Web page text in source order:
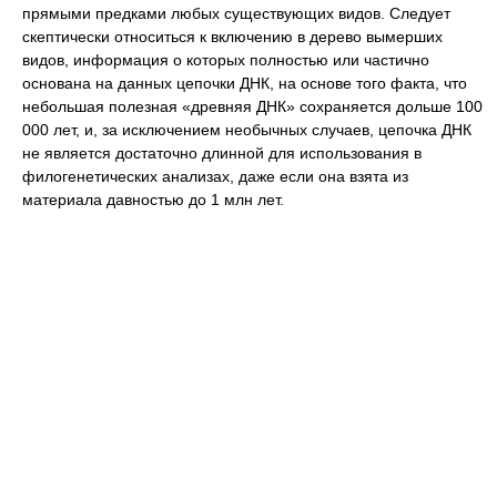
прямыми предками любых существующих видов. Следует
скептически относиться к включению в дерево вымерших
видов, информация о которых полностью или частично
основана на данных цепочки ДНК, на основе того факта, что
небольшая полезная «древняя ДНК» сохраняется дольше 100
000 лет, и, за исключением необычных случаев, цепочка ДНК
не является достаточно длинной для использования в
филогенетических анализах, даже если она взята из
материала давностью до 1 млн лет.